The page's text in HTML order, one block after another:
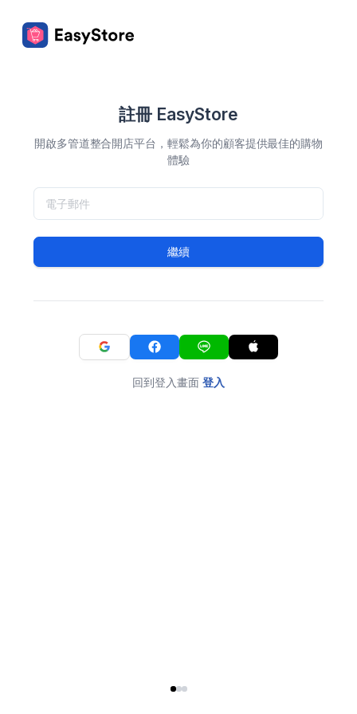
註冊 EasyStore
開啟多管道整合開店平台，輕鬆為你的顧客提供最佳的購物
體驗
繼續
回到登入畫面 登入